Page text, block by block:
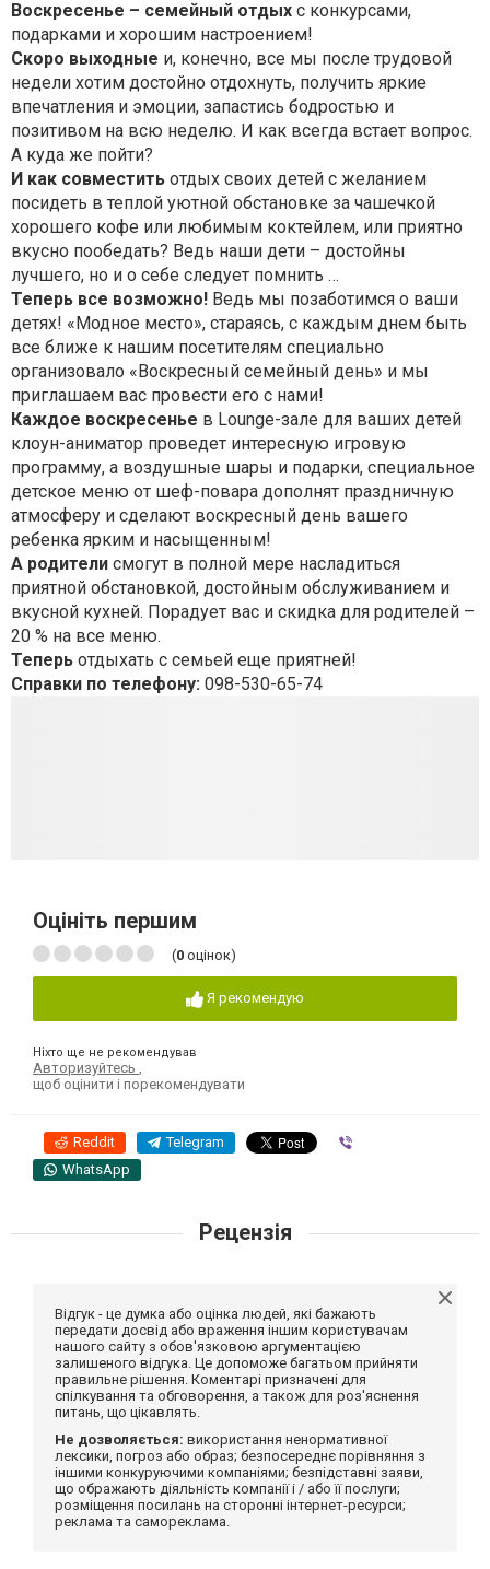
Воскресенье – семейный отдых с конкурсами,
подарками и хорошим настроением!
Скоро выходные и, конечно, все мы после трудовой
недели хотим достойно отдохнуть, получить яркие
впечатления и эмоции, запастись бодростью и
позитивом на всю неделю. И как всегда встает вопрос.
А куда же пойти?
И как совместить отдых своих детей с желанием
посидеть в теплой уютной обстановке за чашечкой
хорошего кофе или любимым коктейлем, или приятно
вкусно пообедать? Ведь наши дети – достойны
лучшего, но и о себе следует помнить …
Теперь все возможно! Ведь мы позаботимся о ваши
детях! «Модное место», стараясь, с каждым днем быть
все ближе к нашим посетителям специально
организовало «Воскресный семейный день» и мы
приглашаем вас провести его с нами!
Каждое воскресенье в Lounge-зале для ваших детей
клоун-аниматор проведет интересную игровую
программу, а воздушные шары и подарки, специальное
детское меню от шеф-повара дополнят праздничную
атмосферу и сделают воскресный день вашего
ребенка ярким и насыщенным!
А родители смогут в полной мере насладиться
приятной обстановкой, достойным обслуживанием и
вкусной кухней. Порадует вас и скидка для родителей –
20 % на все меню.
Теперь отдыхать с семьей еще приятней!
Справки по телефону: 098-530-65-74
Оцініть першим
(0 оцінок)
Я рекомендую
Ніхто ще не рекомендував
Авторизуйтесь
щоб оцінити і порекомендувати
Reddit Telegram
WhatsApp
Рецензія
Відгук - це думка або оцінка людей, які бажають
передати досвід або враження іншим користувачам
нашого сайту з обов'язковою аргументацією
залишеного відгука. Це допоможе багатьом прийняти
правильне рішення. Коментарі призначені для
спілкування та обговорення, а також для роз'яснення
питань, що цікавлять.
Не дозволяється: використання ненормативної
лексики, погроз або образ; безпосереднє порівняння з
іншими конкуруючими компаніями; безпідставні заяви,
що ображають діяльність компанії і / або її послуги;
розміщення посилань на сторонні інтернет-ресурси;
реклама та самореклама.